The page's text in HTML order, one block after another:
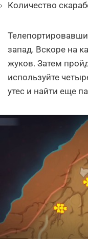
Количество
запад. Вскоре на
жуков. Затем
используйте
утес и найти еще